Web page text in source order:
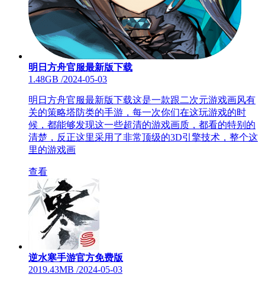
明日方舟官服最新版下载
1.48GB /2024-05-03
明日方舟官服最新版下载这是一款跟二次元游戏画风有
关的策略塔防类的手游，每一次你们在这玩游戏的时
候，都能够发现这一些超清的游戏画质，都看的特别的
清楚，反正这里采用了非常顶级的3D引擎技术，整个这
里的游戏画
查看
逆水寒手游官方免费版
2019.43MB /2024-05-03